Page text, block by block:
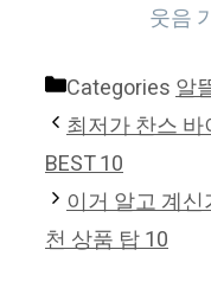
웃음
Categories알
최저가 찬스
BEST 10
이거 알고 계
천 상품 탑 10